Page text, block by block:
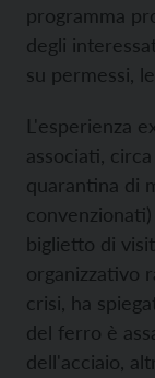
programma
degli
su permessi,
L'esperienza
associati,
quarantina di
biglietto di
organizzativo
crisi, ha
del ferro è
dell'acciaio,